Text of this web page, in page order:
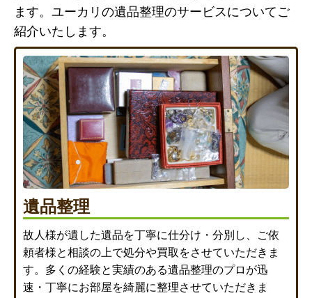
ます。ユーカリの遺品整理のサービスについてご
紹介いたします。
遺品整理
故人様が遺した遺品を丁寧に仕分け・分別し、ご依
頼者様と相談の上で処分や買取をさせていただきま
す。多くの経験と実績のある遺品整理のプロが迅
速・丁寧にお部屋を綺麗に整理させていただきま